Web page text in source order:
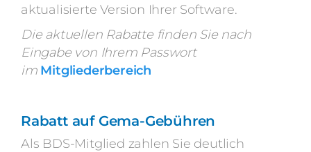
aktualisierte Version Ihrer Software.
Die aktuellen Rabatte finden Sie nach
Eingabe von Ihrem Passwort
im Mitgliederbereich
Rabatt auf Gema-Gebühren
Als BDS-Mitglied zahlen Sie deutlich